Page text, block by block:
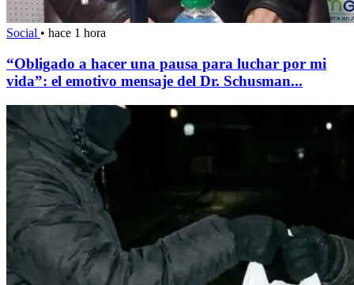
Social • hace 1 hora
“Obligado a hacer una pausa para luchar por mi
vida”: el emotivo mensaje del Dr. Schusman...